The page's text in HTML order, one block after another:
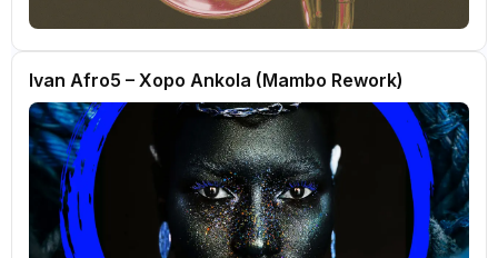
Ivan Afro5 – Xopo Ankola (Mambo Rework)